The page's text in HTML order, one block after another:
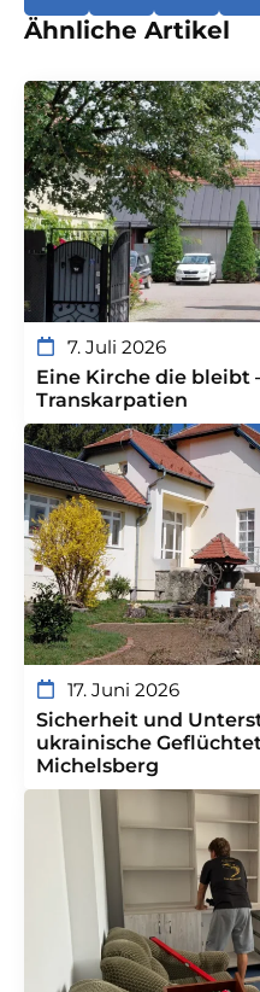
Ähnliche Artikel
7. Juli 2026
Eine Kirche die bleibt
Transkarpatien
17. Juni 2026
Sicherheit und
ukrainische
Michelsberg